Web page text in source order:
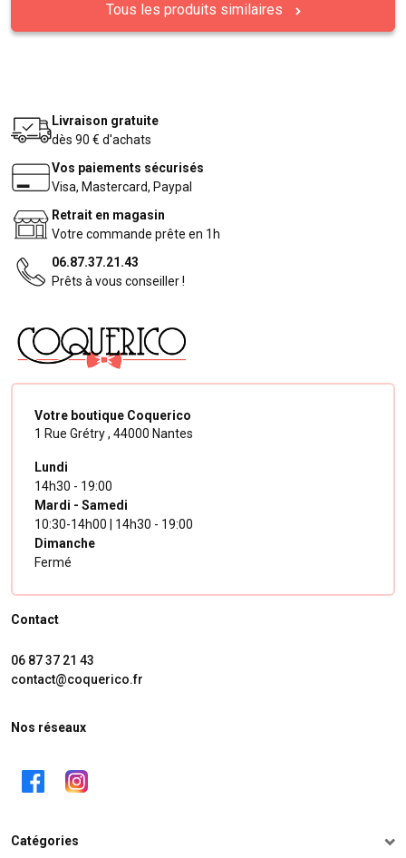
Tous les produits similaires
Livraison gratuite
dès 90 € d'achats
Vos paiements sécurisés
Visa, Mastercard, Paypal
Retrait en magasin
Votre commande prête en 1h
06.87.37.21.43
Prêts à vous conseiller !
Votre boutique Coquerico
1 Rue Grétry , 44000 Nantes
Lundi
14h30 - 19:00
Mardi - Samedi
10:30-14h00 | 14h30 - 19:00
Dimanche
Fermé
Contact
06 87 37 21 43
contact@coquerico.fr
Nos réseaux
Catégories